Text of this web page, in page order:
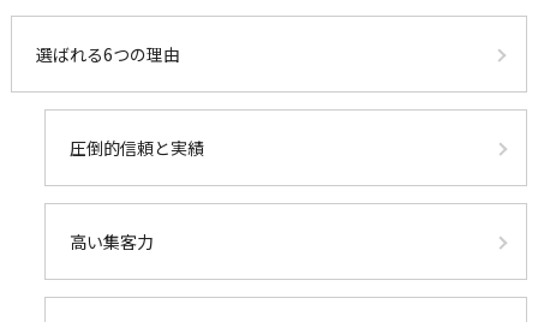
選ばれる6つの理由
圧倒的信頼と実績
高い集客力